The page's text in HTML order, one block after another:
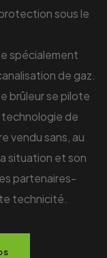
sous le
spécialement
de gaz.
brûleur se pilote
technologie de
vendu sans, au
situation et son
partenaires-
technicité.